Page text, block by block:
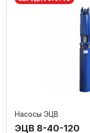
Насосы ЭЦВ
ЭЦВ 8-40-120